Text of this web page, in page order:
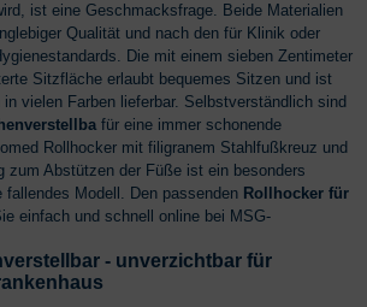
ist eine Geschmacksfrage. Beide Materialien
Qualität und nach den für Klinik oder
Die mit einem sieben Zentimeter
Sitzfläche erlaubt bequemes Sitzen und ist
vielen Farben lieferbar. Selbstverständlich sind
für eine immer schonende
Rollhocker mit filigranem Stahlfußkreuz und
zum Abstützen der Füße ist ein besonders
fallendes Modell. Den passenden Rollhocker für
einfach und schnell online bei MSG-
- unverzichtbar für